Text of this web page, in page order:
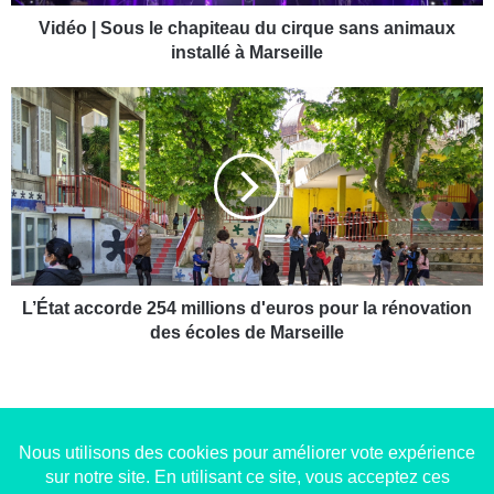
u
c
h
a
p
i
t
u
u
Vidéo | Sous le chapiteau du cirque sans animaux
installé à Marseille
L
’
É
t
a
t
c
4
L’État accorde 254 millions d'euros pour la rénovation
des écoles de Marseille
Copyright © 2014-2022Made in Marseille. Tous droits